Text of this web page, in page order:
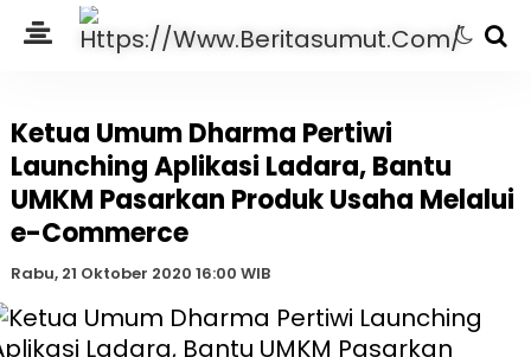
Ketua Umum Dharma Pertiwi
Launching Aplikasi Ladara, Bantu
UMKM Pasarkan Produk Usaha Melalui
e-Commerce
Rabu, 21 Oktober 2020 16:00 WIB